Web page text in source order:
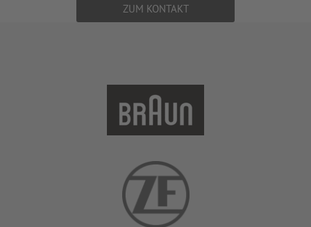
ZUM KONTAKT